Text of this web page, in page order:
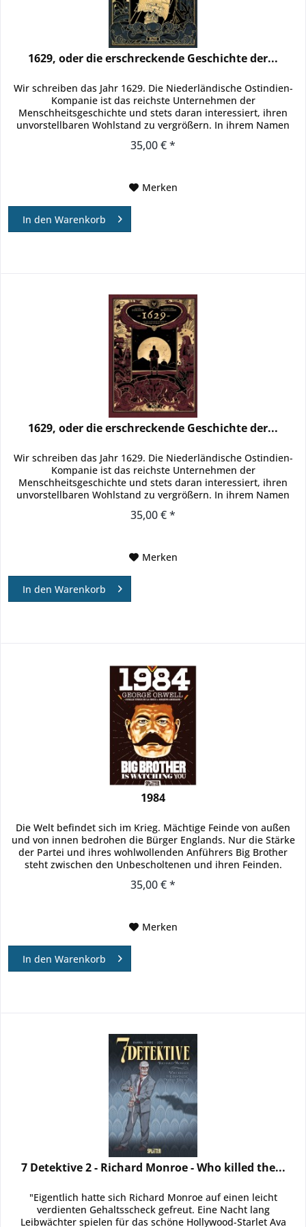
1629, oder die erschreckende Geschichte der...
Wir schreiben das Jahr 1629. Die Niederländische Ostindien-
Kompanie ist das reichste Unternehmen der
Menschheitsgeschichte und stets daran interessiert, ihren
unvorstellbaren Wohlstand zu vergrößern. In ihrem Namen
35,00 € *
Merken
In den Warenkorb
1629, oder die erschreckende Geschichte der...
Wir schreiben das Jahr 1629. Die Niederländische Ostindien-
Kompanie ist das reichste Unternehmen der
Menschheitsgeschichte und stets daran interessiert, ihren
unvorstellbaren Wohlstand zu vergrößern. In ihrem Namen
35,00 € *
Merken
In den Warenkorb
1984
Die Welt befindet sich im Krieg. Mächtige Feinde von außen
und von innen bedrohen die Bürger Englands. Nur die Stärke
der Partei und ihres wohlwollenden Anführers Big Brother
steht zwischen den Unbescholtenen und ihren Feinden.
35,00 € *
Merken
In den Warenkorb
7 Detektive 2 - Richard Monroe - Who killed the...
"Eigentlich hatte sich Richard Monroe auf einen leicht
verdienten Gehaltsscheck gefreut. Eine Nacht lang
Leibwächter spielen für das schöne Hollywood-Starlet Ava